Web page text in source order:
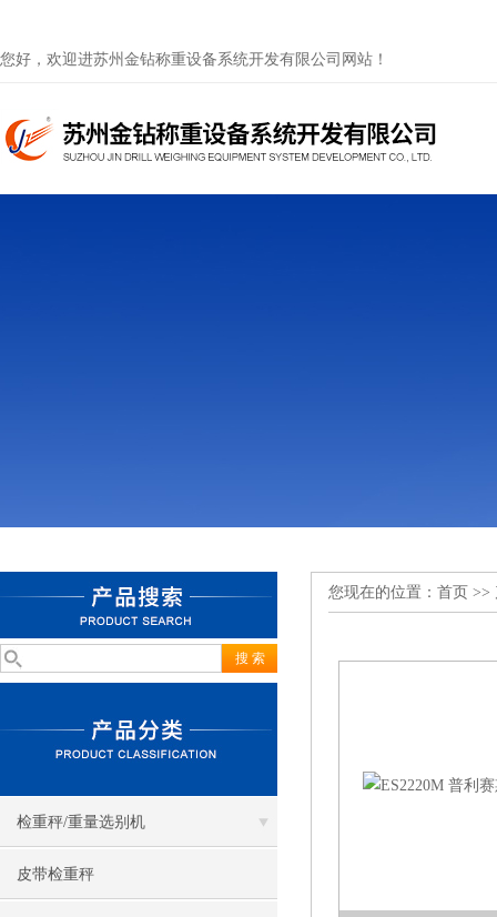
您好，欢迎进苏州金钻称重设备系统开发有限公司网站！
检重秤/重量选别机
皮带检重秤
您现在的位置： 首页 >>